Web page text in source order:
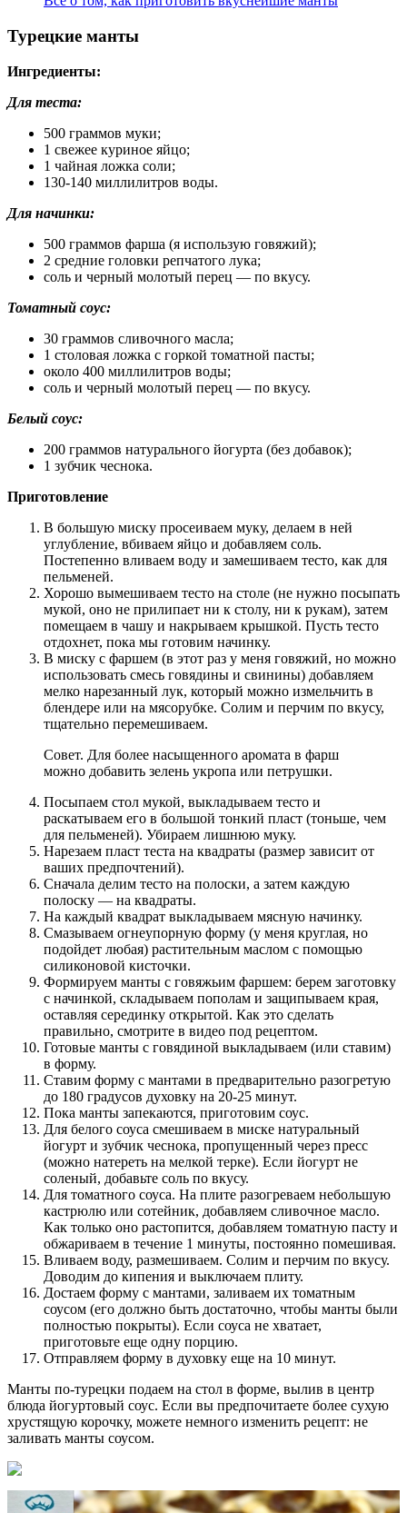
Турецкие манты
Ингредиенты:
Для теста:
500 граммов муки;
1 свежее куриное яйцо;
1 чайная ложка соли;
130-140 миллилитров воды.
Для начинки:
500 граммов фарша (я использую говяжий);
2 средние головки репчатого лука;
соль и черный молотый перец — по вкусу.
Томатный соус:
30 граммов сливочного масла;
1 столовая ложка с горкой томатной пасты;
около 400 миллилитров воды;
соль и черный молотый перец — по вкусу.
Белый соус:
200 граммов натурального йогурта (без добавок);
1 зубчик чеснока.
Приготовление
В большую миску просеиваем муку, делаем в ней
углубление, вбиваем яйцо и добавляем соль.
Постепенно вливаем воду и замешиваем тесто, как для
пельменей.
Хорошо вымешиваем тесто на столе (не нужно посыпать
мукой, оно не прилипает ни к столу, ни к рукам), затем
помещаем в чашу и накрываем крышкой. Пусть тесто
отдохнет, пока мы готовим начинку.
В миску с фаршем (в этот раз у меня говяжий, но можно
использовать смесь говядины и свинины) добавляем
мелко нарезанный лук, который можно измельчить в
блендере или на мясорубке. Солим и перчим по вкусу,
тщательно перемешиваем.
Совет. Для более насыщенного аромата в фарш
можно добавить зелень укропа или петрушки.
Посыпаем стол мукой, выкладываем тесто и
раскатываем его в большой тонкий пласт (тоньше, чем
для пельменей). Убираем лишнюю муку.
Нарезаем пласт теста на квадраты (размер зависит от
ваших предпочтений).
Сначала делим тесто на полоски, а затем каждую
полоску — на квадраты.
На каждый квадрат выкладываем мясную начинку.
Смазываем огнеупорную форму (у меня круглая, но
подойдет любая) растительным маслом с помощью
силиконовой кисточки.
Формируем манты с говяжьим фаршем: берем заготовку
с начинкой, складываем пополам и защипываем края,
оставляя серединку открытой. Как это сделать
правильно, смотрите в видео под рецептом.
Готовые манты с говядиной выкладываем (или ставим)
в форму.
Ставим форму с мантами в предварительно разогретую
до 180 градусов духовку на 20-25 минут.
Пока манты запекаются, приготовим соус.
Для белого соуса смешиваем в миске натуральный
йогурт и зубчик чеснока, пропущенный через пресс
(можно натереть на мелкой терке). Если йогурт не
соленый, добавьте соль по вкусу.
Для томатного соуса. На плите разогреваем небольшую
кастрюлю или сотейник, добавляем сливочное масло.
Как только оно растопится, добавляем томатную пасту и
обжариваем в течение 1 минуты, постоянно помешивая.
Вливаем воду, размешиваем. Солим и перчим по вкусу.
Доводим до кипения и выключаем плиту.
Достаем форму с мантами, заливаем их томатным
соусом (его должно быть достаточно, чтобы манты были
полностью покрыты). Если соуса не хватает,
приготовьте еще одну порцию.
Отправляем форму в духовку еще на 10 минут.
Манты по-турецки подаем на стол в форме, вылив в центр
блюда йогуртовый соус. Если вы предпочитаете более сухую
хрустящую корочку, можете немного изменить рецепт: не
заливать манты соусом.